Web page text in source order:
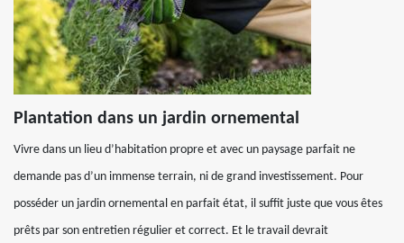
Plantation dans un jardin ornemental
Vivre dans un lieu d’habitation propre et avec un paysage parfait ne
demande pas d’un immense terrain, ni de grand investissement. Pour
posséder un jardin ornemental en parfait état, il suffit juste que vous êtes
prêts par son entretien régulier et correct. Et le travail devrait